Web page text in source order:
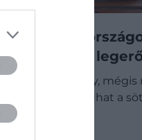
Már
a világ egyik
Alig néhány korty,
koffeinlöketet adhat a
kávé, amelyet…